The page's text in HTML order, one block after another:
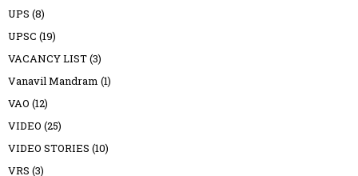
UPS (8)
UPSC (19)
VACANCY LIST(3)
Vanavil Mandram (1)
VAO (12)
VIDEO (25)
VIDEO STORIES (10)
VRS (3)